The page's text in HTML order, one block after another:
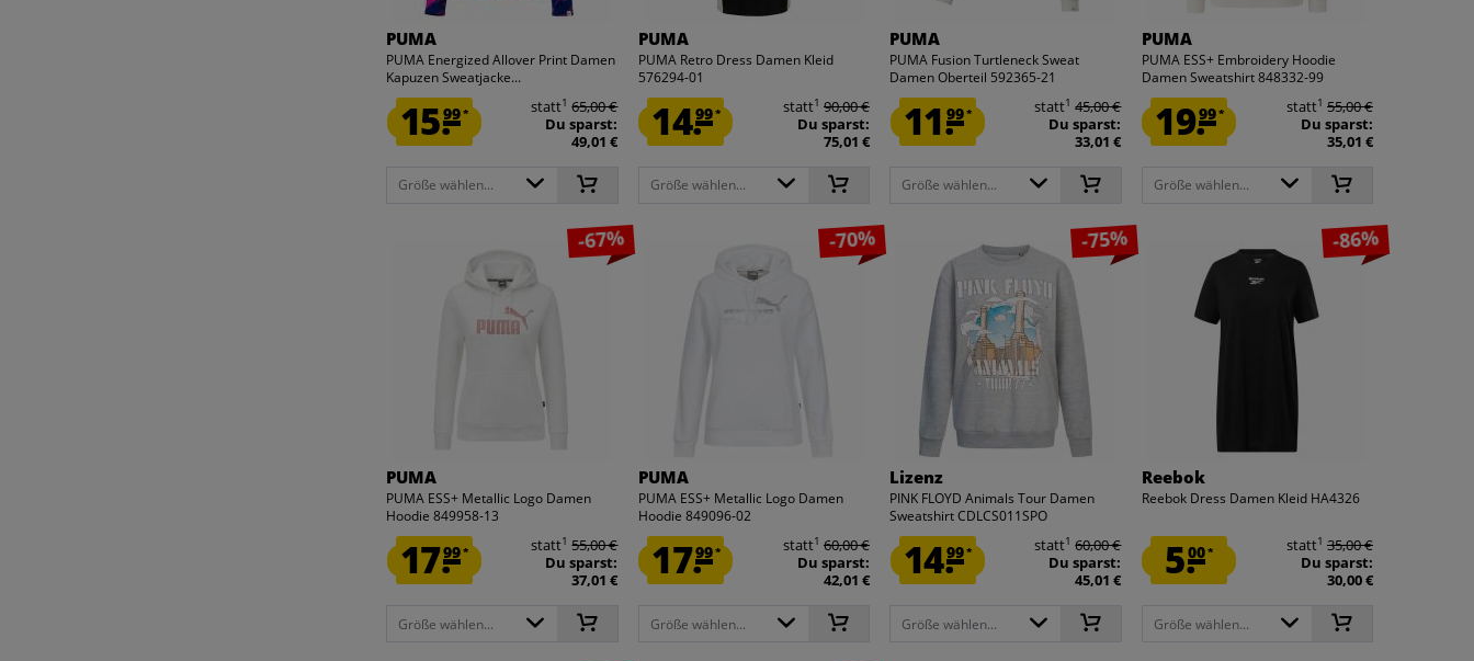
PUMA
PUMA Energized Allover Print Damen
Kapuzen Sweatjacke...
15.99* statt1 65,00 €
Du sparst:
49,01 €
Größe wählen...
PUMA
PUMA Retro Dress Damen Kleid
576294-01
14.99* statt1 90,00 €
Du sparst:
75,01 €
Größe wählen...
PUMA
PUMA Fusion Turtleneck Sweat
Damen Oberteil 592365-21
11.99* statt1 45,00 €
Du sparst:
33,01 €
Größe wählen...
PUMA
PUMA ESS+ Embroidery Hoodie
Damen Sweatshirt 848332-99
19.99* statt1 55,00 €
Du sparst:
35,01 €
Größe wählen...
-67%
PUMA
PUMA ESS+ Metallic Logo Damen
Hoodie 849958-13
17.99* statt1 55,00 €
Du sparst:
37,01 €
Größe wählen...
-70%
PUMA
PUMA ESS+ Metallic Logo Damen
Hoodie 849096-02
17.99* statt1 60,00 €
Du sparst:
42,01 €
Größe wählen...
-75%
Lizenz
PINK FLOYD Animals Tour Damen
Sweatshirt CDLCS011SPO
14.99* statt1 60,00 €
Du sparst:
45,01 €
Größe wählen...
-86%
Reebok
Reebok Dress Damen Kleid HA4326
5.00* statt1 35,00 €
Du sparst:
30,00 €
Größe wählen...